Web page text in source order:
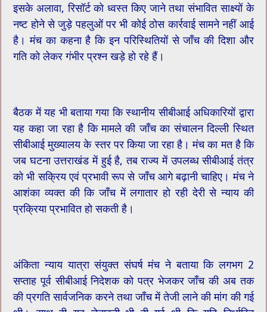
इसके अलावा, रिसॉर्ट को ध्वस्त किए जाने तथा संभावित साक्ष्यों के
नष्ट होने से जुड़े पहलुओं पर भी कोई ठोस कार्रवाई सामने नहीं आई
है। मंच का कहना है कि इन परिस्थितियों से जाँच की दिशा और
गति को लेकर गंभीर प्रश्न खड़े हो रहे हैं।
बैठक में यह भी बताया गया कि स्थानीय सीबीआई अधिकारियों द्वारा
यह कहा जा रहा है कि मामले की जाँच का संचालन दिल्ली स्थित
सीबीआई मुख्यालय के स्तर पर किया जा रहा है। मंच का मत है कि
जब घटना उत्तराखंड में हुई है, तब राज्य में उपलब्ध सीबीआई तंत्र
को भी सक्रिय एवं प्रभावी रूप से जाँच आगे बढ़ानी चाहिए। मंच ने
आशंका व्यक्त की कि जाँच में लगातार हो रही देरी से न्याय की
प्रक्रिया प्रभावित हो सकती है।
अंकिता न्याय यात्रा संयुक्त संघर्ष मंच ने बताया कि लगभग 2
सप्ताह पूर्व सीबीआई निदेशक को पत्र भेजकर जाँच की अब तक
की प्रगति सार्वजनिक करने तथा जाँच में तेजी लाने की मांग की गई